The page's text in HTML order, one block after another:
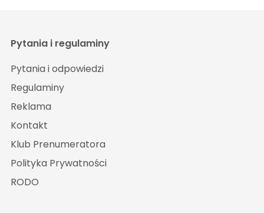
Pytania i regulaminy
Pytania i odpowiedzi
Regulaminy
Reklama
Kontakt
Klub Prenumeratora
Polityka Prywatności
RODO